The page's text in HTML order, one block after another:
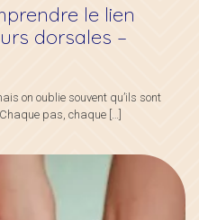
le lien
dorsales –
on oublie souvent qu’ils sont
pas, chaque […]